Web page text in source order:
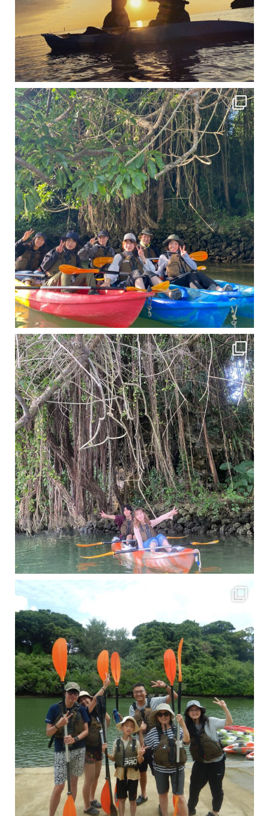
12月に入り、沖縄も流石に半袖では過ごせなくなってきました
ですが、日中はまだ20℃
11月となり沖縄も寒くなってきましたが まだまだ沖縄は半袖です
この時期は、修学旅行
梅雨真っ只中の沖縄ですが 今日もカンカンに晴れてくれました！！
今日は満潮だっ